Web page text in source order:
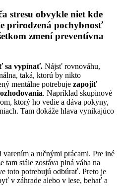
stresu obvykle niet kde
prirodzená pochybnosť
zmení preventívna
sa vypínať. Nájsť rovnováhu,
taká, ktorú by nikto
mentálne potrebuje zapojiť
. Napríklad skupinové
ktorý ho vedie a dáva pokyny,
Tam dokáže hlava vynikajúco
a ručnými prácami. Pre iné
tam stále zostáva plná váha na
toto potrebujú odbúrať. Preto je
v záhrade alebo v lese, behať a